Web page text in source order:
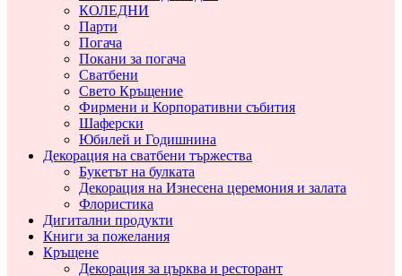
КОЛЕДНИ
Парти
Погача
Покани за погача
Сватбени
Свето Кръщение
Фирмени и Корпоративни събития
Шаферски
Юбилей и Годишнина
Декорация на сватбени тържества
Букетът на булката
Декорация на Изнесена церемония и залата
Флористика
Дигитални продукти
Книги за пожелания
Кръщене
Декорация за църква и ресторант